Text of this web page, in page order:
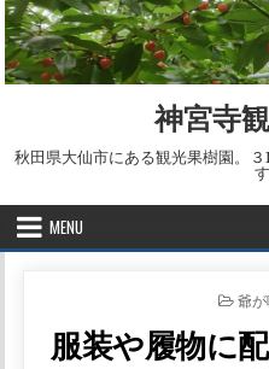
Skip to content
神宮寺
秋田県大仙市にある観光果樹園。
す
MENU
爺が
服装や履物に